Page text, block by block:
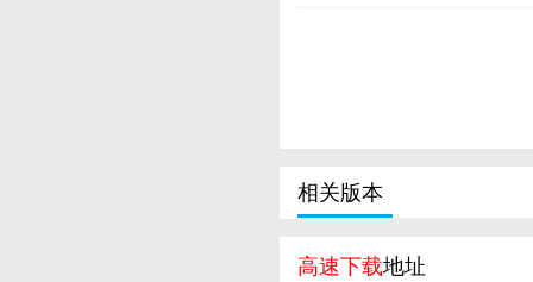
相关版本
高速下载地址